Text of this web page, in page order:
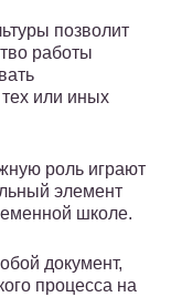
позволит
работы
или иных
роль играют
элемент
школе.
документ,
процесса на